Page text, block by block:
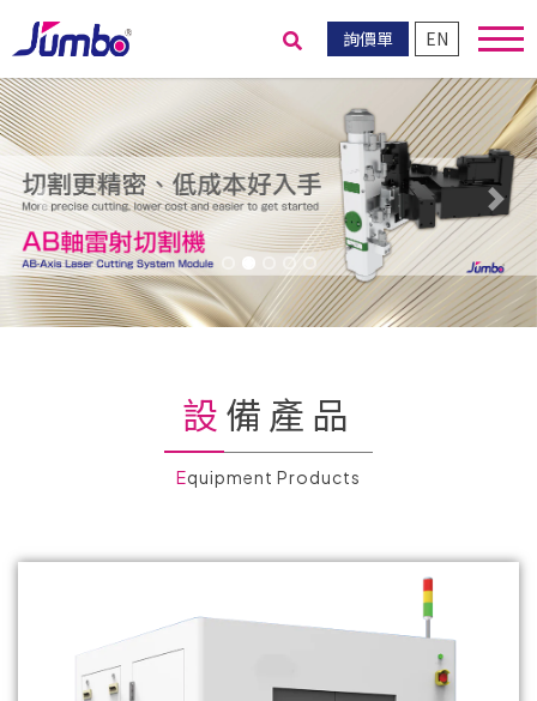
詢價單 EN
送出搜尋
Previous
Next
設備產品
Equipment Products